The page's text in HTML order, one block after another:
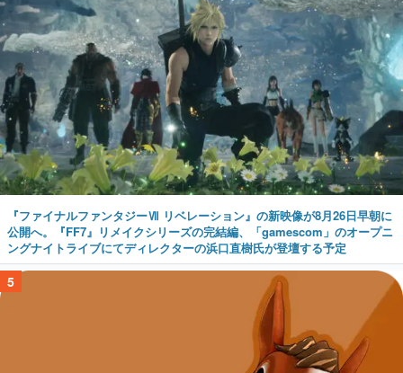
『ファイナルファンタジーⅦ リベレーション』の新映像が8月26日早朝に
公開へ。『FF7』リメイクシリーズの完結編、「gamescom」のオープニ
ングナイトライブにてディレクターの浜口直樹氏が登壇する予定
5